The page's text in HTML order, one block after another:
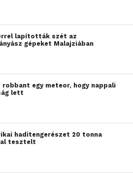
lapították szét az
gépeket Malajziában
egy meteor, hogy nappali
lett
haditengerészet 20 tonna
tesztelt